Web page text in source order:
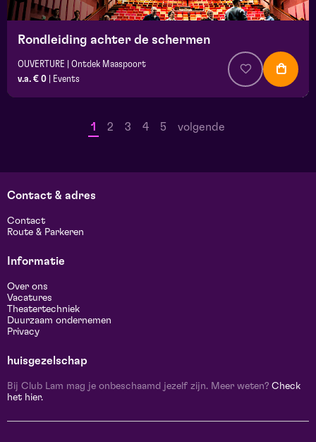
Rondleiding achter de schermen
OUVERTURE | Ontdek Maaspoort
v.a. € 0
Events
1 2 3 4 5 volgende
Contact & adres
Contact
Route & Parkeren
Informatie
Over ons
Vacatures
Theatertechniek
Duurzaam ondernemen
Privacy
huisgezelschap
Bij Club Lam mag je onbeschaamd jezelf zijn. Meer weten? Check
het hier.